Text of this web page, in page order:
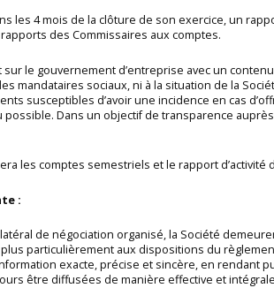
les 4 mois de la clôture de son exercice, un
des Commissaires aux comptes.
le gouvernement d’entreprise avec un
mandataires sociaux, ni à la situation de la
susceptibles d’avoir une incidence en cas
possible. Dans un objectif de transparence
les comptes semestriels et le rapport
:
de négociation organisé, la Société
particulièrement aux dispositions du
exacte, précise et sincère, en rendant
être diffusées de manière effective et